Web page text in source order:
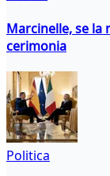
Marcinelle, se la
cerimonia
Politica